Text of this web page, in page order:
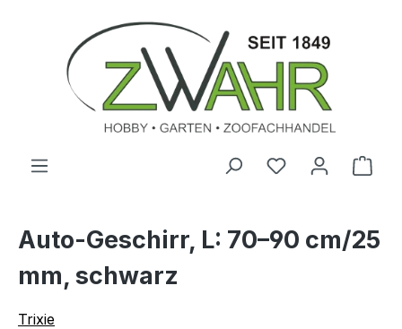
Zum Hauptinhalt springen
Auto-Geschirr, L: 70–90 cm/25
mm, schwarz
Trixie